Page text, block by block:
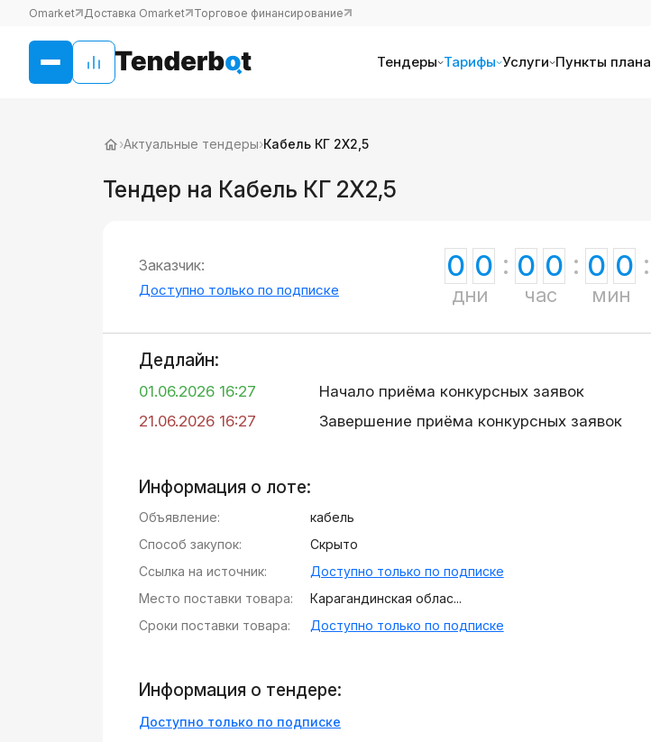
Omarket Доставка Omarket Торговое финансирование
Тендеры Тарифы Услуги Пункты плана
›Актуальные тендеры›Кабель КГ 2Х2,5
Тендер на Кабель КГ 2Х2,5
Заказчик:
Доступно только по подписке
0 0
дни
0 0
час
0 0
мин
Дедлайн:
01.06.2026 16:27
Начало приёма конкурсных заявок
21.06.2026 16:27
Завершение приёма конкурсных заявок
Информация о лоте:
Объявление:
кабель
Способ закупок:
Скрыто
Ссылка на источник:
Доступно только по подписке
Место поставки товара:
Карагандинская облас...
Сроки поставки товара:
Доступно только по подписке
Информация о тендере:
Доступно только по подписке